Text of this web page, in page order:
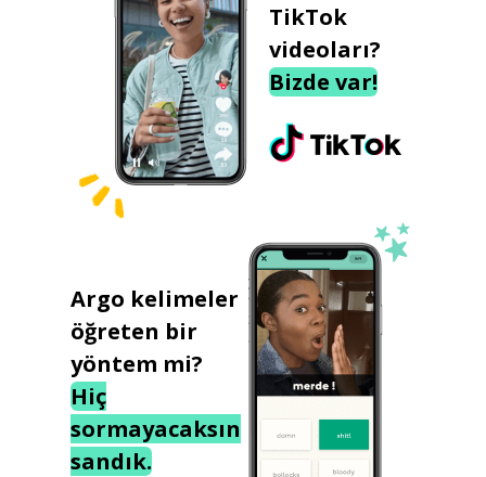
TikTok
videoları?
Bizde var!
Argo kelimeler
öğreten bir
yöntem mi?
Hiç
sormayacaksın
sandık.